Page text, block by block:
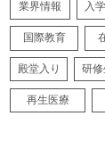
業界情報 入
国際教育
殿堂入り 研修
再生医療